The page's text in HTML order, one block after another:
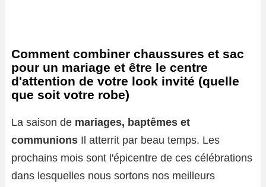
Comment combiner chaussures et sac
pour un mariage et être le centre
d'attention de votre look invité (quelle
que soit votre robe)
La saison de mariages, baptêmes et
communions Il atterrit par beau temps. Les
prochains mois sont l'épicentre de ces célébrations
dans lesquelles nous sortons nos meilleurs